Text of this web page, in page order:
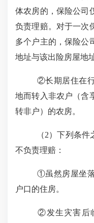
体农房的， 保险公司
负责理赔。对于一次
多个户主的，保险公
地址与该出险房屋地
②长期居住在
地而转入非农户（含
转非户）的农房。
（2）下列条件
不负责理赔：
①虽然房屋坐
户口的住房。
②发生灾害后